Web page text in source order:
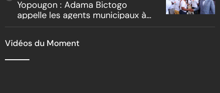
Yopougon : Adama Bictogo
appelle les agents municipaux à
Vidéos du Moment